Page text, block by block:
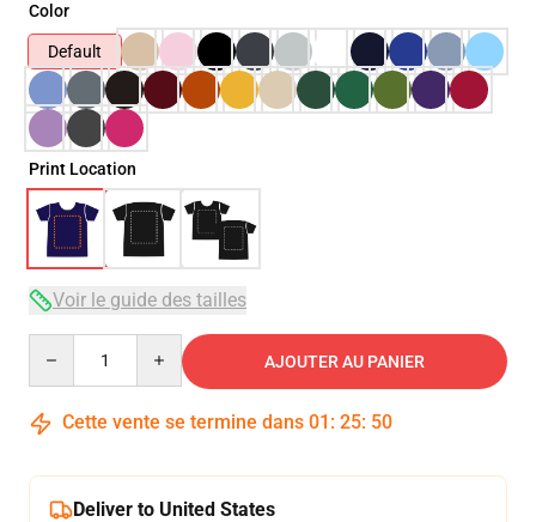
Color
Default
Print Location
Voir le guide des tailles
AJOUTER AU PANIER
Cette vente se termine dans 01 : 25: 49
Deliver to United States